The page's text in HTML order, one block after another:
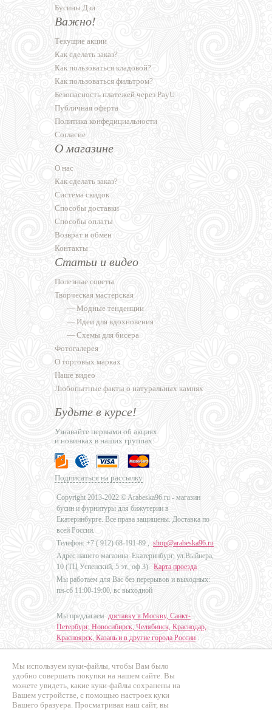
Мы используем куки-файлы, чтобы Вам было
удобно совершать покупки на нашем сайте. Вы
можете увидеть, какие куки-файлы сохранены на
Вашем устройстве, с помощью настроек куки
Вашего бразуера. Просматривая наш сайт, вы
Бусины Дзи
Важно!
Текущие акции
Как сделать заказ?
Как пользоваться кладовой?
Как пользоваться фильтром?
Безопасность платежей через PayU
Публичная оферта
Политика конфедициальности
Согласие
О магазине
О нас
Как сделать заказ?
Система скидок
Способы доставки
Способы оплаты
Возврат и обмен
Контакты
Статьи и видео
Полезные советы
Творческая мастерская
— Модные тенденции
— Идеи для вдохновения
— Схемы для бисера
Фотогалерея
О торговых марках
Наше видео
Любопытные факты о натуральных камнях
Будьте в курсе!
Узнавайте первыми об акциях
и новинках в наших группах:
Подписаться на рассылку
Copyright 2013-2022 © Arabeska96.ru - магазин
бусин и фурнитуры для бижутерии в
Екатеринбурге. Все права защищены. Доставка по
всей России.
Телефон: +7 ( 912) 68-191-89 , shop@arabeska96.ru
Адрес нашего магазина: Екатеринбург, ул.Выйнера,
10 (ТЦ Успенский, 5 эт., оф.3). Карта проезда
Мы работаем для Вас без перерывов и выходных:
пн-сб 11:00-19:00, вс выходной
Мы предлагаем доставку в Москву, Санкт-
Петербург, Новосибирск, Челябинск, Краснодар,
Красноярск, Казань и в другие города России .
Дизайн - Наталья Мальцева
Продвижение сайтов
Промо Эксперт